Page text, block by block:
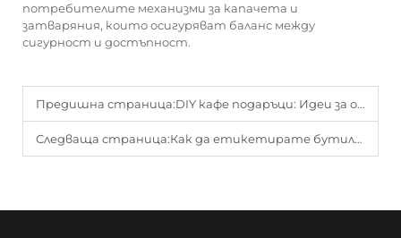
потребителите механизми за капачета и
затваряния, които осигуряват баланс между
сигурност и достъпност.
Предишна страница:DIY кафе подаръци: Идеи за опаковка със стъклени буркани
Следваща страница:Как да етикетирате бутилки със сироп за кашлица за спазване на изискванията и яснота